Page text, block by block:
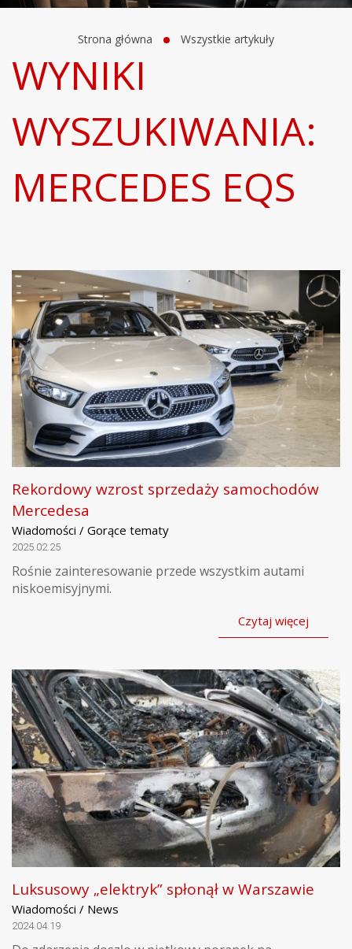
Strona główna Wszystkie artykuły
WYNIKI
WYSZUKIWANIA:
MERCEDES EQS
Rekordowy wzrost sprzedaży samochodów
Mercedesa
Wiadomości / Gorące tematy
2025.02.25
Rośnie zainteresowanie przede wszystkim autami
niskoemisyjnymi.
Czytaj więcej
Luksusowy „elektryk” spłonął w Warszawie
Wiadomości / News
2024.04.19